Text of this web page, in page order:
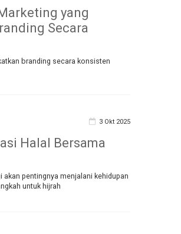
yang
Secara
branding secara konsisten
3 Okt 2025
Halal Bersama
pentingnya menjalani kehidupan
untuk hijrah